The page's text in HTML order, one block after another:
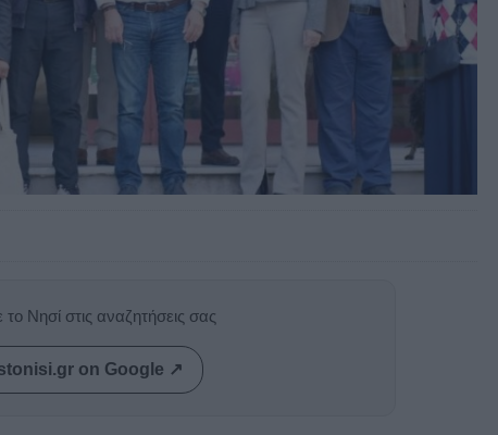
Νησί στις αναζητήσεις σας
on Google ↗